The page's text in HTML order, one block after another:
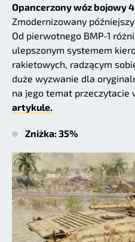
Opancerzony wóz bojowy
Zmodernizowany
Od pierwotnego BMP-1
ulepszonym systemem
rakietowych, radzącym
duże wyzwanie dla
na jego temat przeczytacie
artykule.
Zniżka: 35%